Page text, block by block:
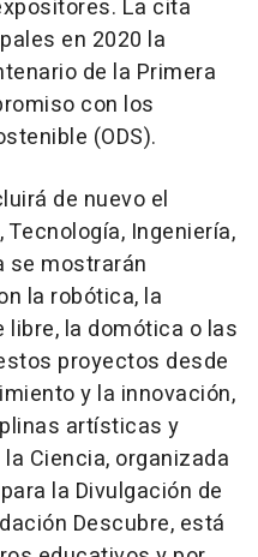
La cita
en 2020 la
de la Primera
con los
(ODS).
de nuevo el
Tecnología, Ingeniería,
se mostrarán
la robótica, la
la domótica o las
proyectos desde
y la innovación,
artísticas y
Ciencia, organizada
la Divulgación de
Descubre, está